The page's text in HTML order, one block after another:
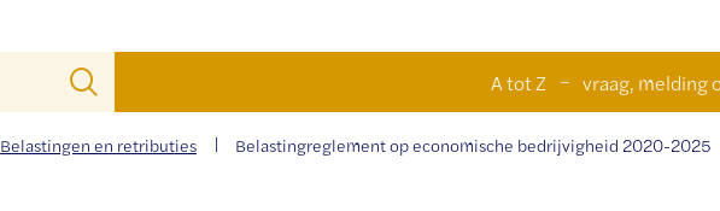
inhoudA tot Z vraag, melding
Belastingen en retributies Belastingreglement op economische bedrijvigheid 2020-2025